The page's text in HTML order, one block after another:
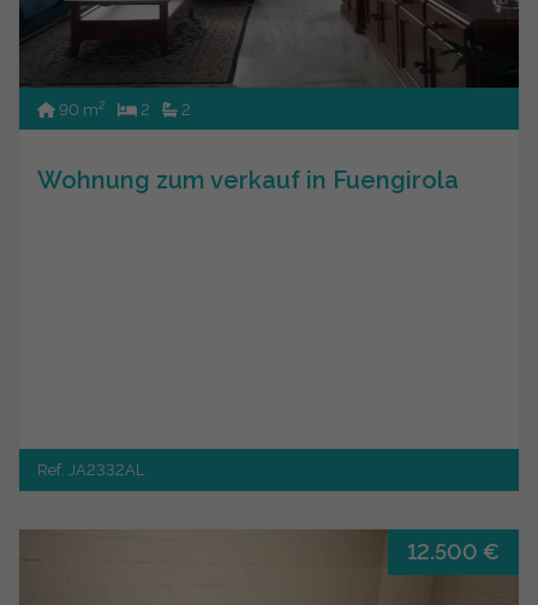
90 m2 2 2
Wohnung zum verkauf in Fuengirola
Ref. JA2332AL
12.500 €